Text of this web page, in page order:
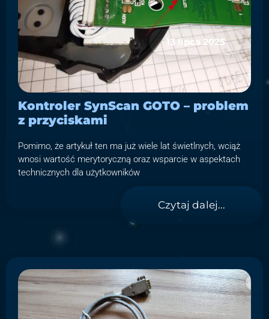
Kontroler SynScan GOTO – problem
z przyciskami
13 lipca 2025
Pomimo, że artykuł ten ma już wiele lat świetlnych, wciąż
wnosi wartość merytoryczną oraz wsparcie w aspektach
technicznych dla użytkowników
Czytaj dalej...